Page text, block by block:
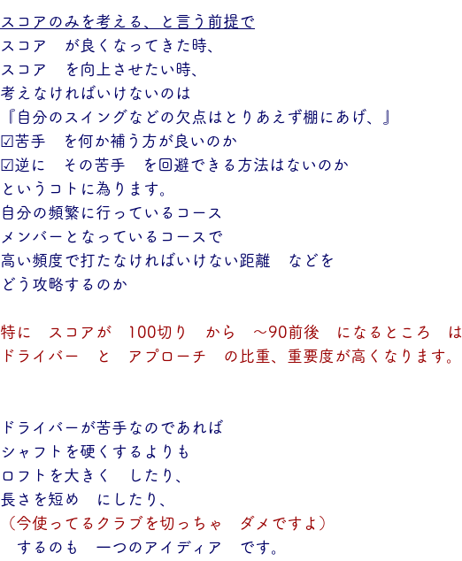
スコアのみを考える、と言う前提で
スコア　が良くなってきた時、
スコア　を向上させたい時、
考えなければいけないのは
『自分のスイングなどの欠点はとりあえず棚にあげ、』
☑苦手　を何か補う方が良いのか
☑逆に　その苦手　を回避できる方法はないのか
というコトに為ります。
自分の頻繁に行っているコース
メンバーとなっているコースで
高い頻度で打たなければいけない距離　などを
どう攻略するのか
特に　スコアが　100切り　から　～90前後　になるところ　は
ドライバー　と　アプローチ　の比重、重要度が高くなります。
ドライバーが苦手なのであれば
シャフトを硬くするよりも
ロフトを大きく　したり、
長さを短め　にしたり、
（今使ってるクラブを切っちゃ　ダメですよ）
するのも　一つのアイディア　です。